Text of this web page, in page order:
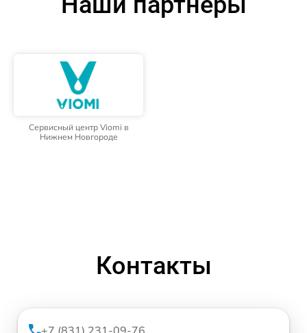
Сервисный центр Viomi в
Нижнем Новгороде
Контакты